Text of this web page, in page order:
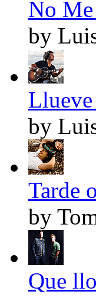
No
by
by
Tarde
by
Que